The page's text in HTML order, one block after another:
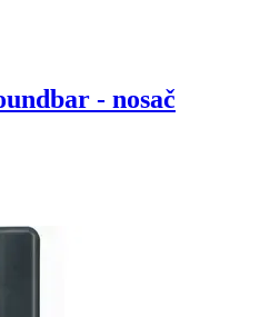
- nosač